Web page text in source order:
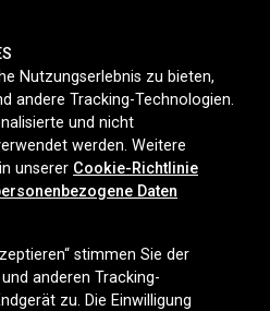
Nutzungserlebnis zu bieten,
andere Tracking-Technologien.
und nicht
werden. Weitere
unserer Cookie-Richtlinie
Daten
stimmen Sie der
anderen Tracking-
zu. Die Einwilligung